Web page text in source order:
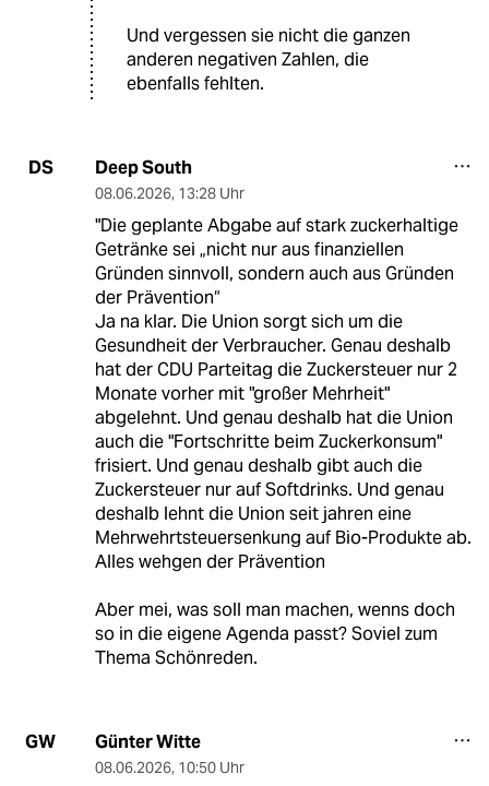
Und vergessen sie nicht die ganzen
anderen negativen Zahlen, die
ebenfalls fehlten.
DS Deep South
08.06.2026, 13:28 Uhr
"Die geplante Abgabe auf stark zuckerhaltige
Getränke sei „nicht nur aus finanziellen
Gründen sinnvoll, sondern auch aus Gründen
der Prävention“
Ja na klar. Die Union sorgt sich um die
Gesundheit der Verbraucher. Genau deshalb
hat der CDU Parteitag die Zuckersteuer nur 2
Monate vorher mit "großer Mehrheit"
abgelehnt. Und genau deshalb hat die Union
auch die "Fortschritte beim Zuckerkonsum"
frisiert. Und genau deshalb gibt auch die
Zuckersteuer nur auf Softdrinks. Und genau
deshalb lehnt die Union seit jahren eine
Mehrwehrtsteuersenkung auf Bio-Produkte ab.
Alles wehgen der Prävention
Aber mei, was soll man machen, wenns doch
so in die eigene Agenda passt? Soviel zum
Thema Schönreden.
GW Günter Witte
08.06.2026, 10:50 Uhr